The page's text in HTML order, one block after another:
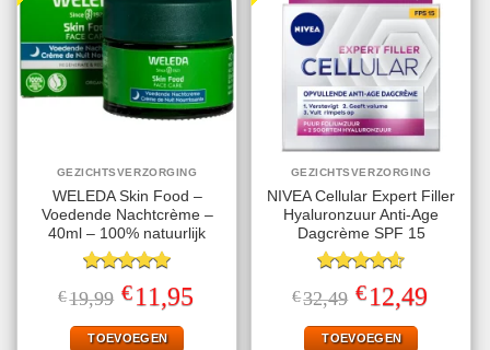
GEZICHTSVERZORGING
WELEDA Skin Food –
Voedende Nachtcrème –
40ml – 100% natuurlijk
Gewaardeerd
5.00uit 5
€19,99 Oorspronkelijke
prijs
was:
€19,99.
€11,95prijs
TOEVOEGEN
GEZICHTSVERZORGING
NIVEA Cellular Expert Filler
Hyaluronzuur Anti-Age
Dagcrème SPF 15
Gewaardeerd
4.60uit 5
€32,49 Oorspronkelijke
prijs
was:
€32,49.
€12,49Huidige
prijs
TOEVOEGEN